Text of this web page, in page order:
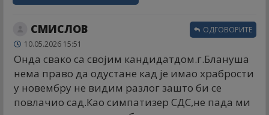
СМИСЛОВ
10.05.2026 15:51
Онда свако са својим кандидатдом.г.Блануша
нема право да одустане кад је имао храбрости
у новембру не видим разлог зашто би се
повлачио сад.Као симпатизер СДС,не пада ми
ОДГОВОРИТЕ